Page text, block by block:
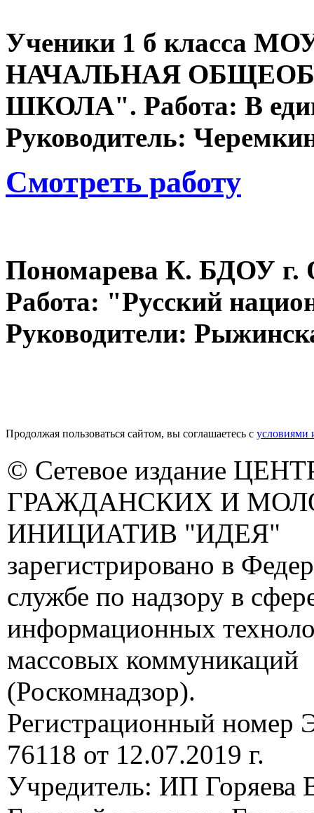
Ученики 1 б класса
НАЧАЛЬНАЯ
ШКОЛА". Работа: В
Руководитель:
Смотреть работу
Пономарева К. БДОУ
Работа: "Русский
Руководители:
Продолжая пользоваться сайтом, вы соглашаетесь с условиями
© Сетевое издание
ГРАЖДАНСКИХ И
ИНИЦИАТИВ "ИДЕЯ"
зарегистрировано в
службе по надзору в
информационных
массовых коммуникаций
(Роскомнадзор).
Регистрационный
76118 от 12.07.2019 г.
Учредитель: ИП Горяева